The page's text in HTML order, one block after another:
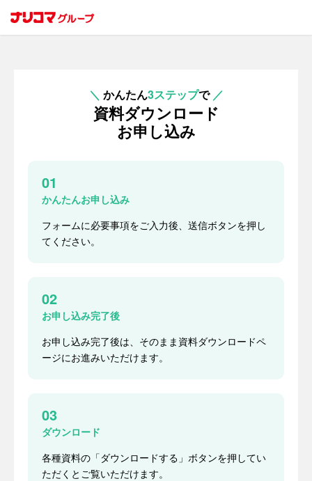
＼ かんたん3ステップで ／
資料ダウンロード
お申し込み
01
かんたんお申し込み
フォームに必要事項をご入力後、送信ボタンを押し
てください。
02
お申し込み完了後
お申し込み完了後は、そのまま資料ダウンロードペ
ージにお進みいただけます。
03
ダウンロード
各種資料の「ダウンロードする」ボタンを押してい
ただくとご覧いただけます。